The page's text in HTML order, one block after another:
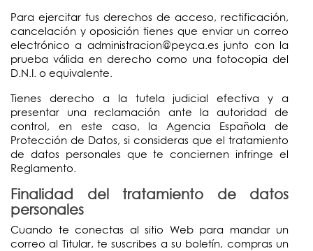
Para ejercitar tus derechos de acceso, rectificación,
cancelación y oposición tienes que enviar un correo
electrónico a administracion@peyca.es junto con la
prueba válida en derecho como una fotocopia del
D.N.I. o equivalente.
Tienes derecho a la tutela judicial efectiva y a
presentar una reclamación ante la autoridad de
control, en este caso, la Agencia Española de
Protección de Datos, si consideras que el tratamiento
de datos personales que te conciernen infringe el
Reglamento.
Finalidad del tratamiento de datos
personales
Cuando te conectas al sitio Web para mandar un
correo al Titular, te suscribes a su boletín, compras un